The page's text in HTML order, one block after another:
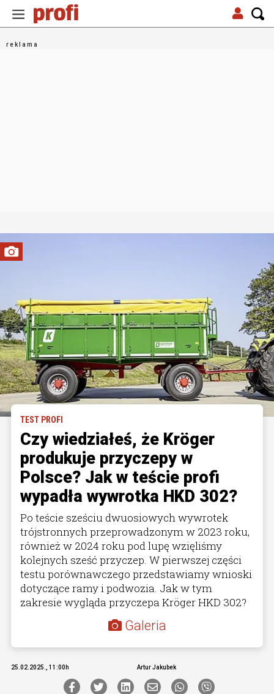
TEST PROFI
Czy wiedziałeś, że Kröger
produkuje przyczepy w
Polsce? Jak w teście profi
wypadła wywrotka HKD 302?
Po teście sześciu dwuosiowych wywrotek
trójstronnych przeprowadzonym w 2023 roku,
również w 2024 roku pod lupę wzięliśmy
kolejnych sześć przyczep. W pierwszej części
testu porównawczego przedstawiamy wnioski
dotyczące ramy i podwozia. Jak w tym
zakresie wygląda przyczepa Kröger HKD 302?
Galeria
25.02.2025., 11:00h Artur Jakubek